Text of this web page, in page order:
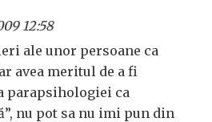
12:58
ale unor persoane ca
avea meritul de a fi
parapsihologiei ca
nu pot sa nu imi pun din